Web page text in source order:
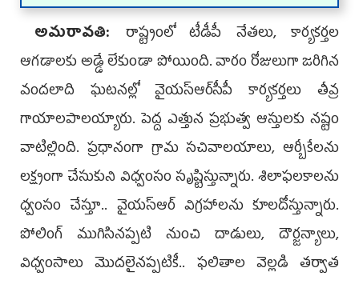
అమ‌రావ‌తి: రాష్ట్రంలో టీడీపీ నేతలు, కార్యకర్తల
ఆగడాలకు అడ్డే లేకుండా పోయింది. వారం రోజు­లుగా జరిగిన
వందలాది ఘటనల్లో వైయ‌స్ఆర్‌సీపీ కార్యకర్తలు తీవ్ర
గాయాలపాలయ్యారు. పెద్ద ఎత్తున ప్రభుత్వ ఆస్తులకు నష్టం
వాటిల్లింది. ప్రధానంగా గ్రామ సచివాలయాలు, ఆర్బీకేలను
లక్ష్యంగా చేసు­కుని విధ్వంసం సృష్టిస్తున్నారు. శిలాఫలకాలను
ధ్వంసం చేస్తూ.. వైయ‌స్ఆర్ విగ్రహాలను కూలదోస్తున్నారు.
పోలింగ్‌ ముగిసినప్పటి నుంచి దాడులు, దౌర్జన్యాలు,
విధ్వంసాలు మొదలైనప్పటికీ.. ఫలితాల వెల్లడి తర్వాత